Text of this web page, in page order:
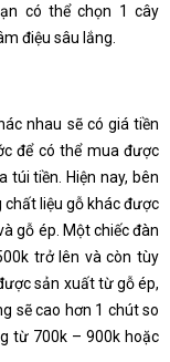
có thể chọn 1 cây
điệu sâu lắng.
nhau sẽ có giá tiền
để có thể mua được
tiền. Hiện nay, bên
liệu gỗ khác được
gỗ ép. Một chiếc đàn
trở lên và còn tùy
sản xuất từ gỗ ép,
sẽ cao hơn 1 chút so
từ 700k – 900k hoặc